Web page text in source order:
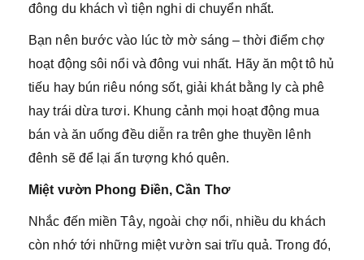
đông du khách vì tiện nghi di chuyển nhất.
Bạn nên bước vào lúc tờ mờ sáng – thời điểm chợ
hoạt động sôi nổi và đông vui nhất. Hãy ăn một tô hủ
tiếu hay bún riêu nóng sốt, giải khát bằng ly cà phê
hay trái dừa tươi. Khung cảnh mọi hoạt động mua
bán và ăn uống đều diễn ra trên ghe thuyền lênh
đênh sẽ để lại ấn tượng khó quên.
Miệt vườn Phong Điền, Cần Thơ
Nhắc đến miền Tây, ngoài chợ nổi, nhiều du khách
còn nhớ tới những miệt vườn sai trĩu quả. Trong đó,